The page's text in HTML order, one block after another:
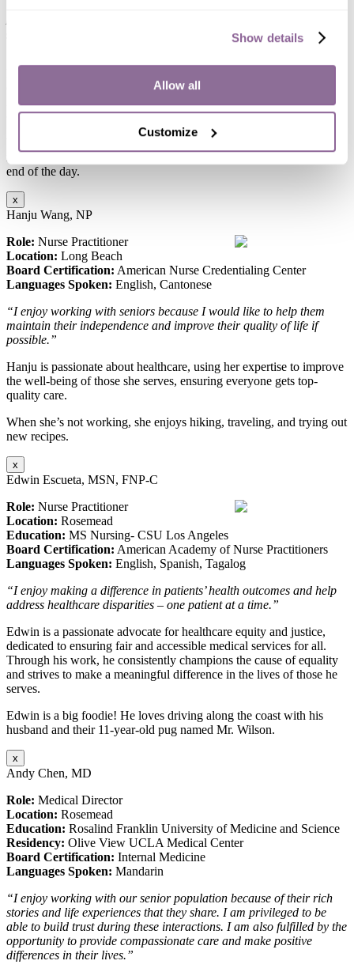
Show details
Allow all
Customize
embrace creative solutions when faced with challenges. She finds
immense value in being a part of each participant’s life journey,
considering it a priceless aspect of her career.
When she’s not working, she enjoys riding bicycles with her family
in the park. She also loves playing Uno with her little kiddos at the
end of the day.
x
Hanju Wang, NP
Role: Nurse Practitioner
Location: Long Beach
Board Certification: American Nurse Credentialing Center
Languages Spoken: English, Cantonese
“I enjoy working with seniors because I would like to help them
maintain their independence and improve their quality of life if
possible.”
Hanju is passionate about healthcare, using her expertise to improve
the well-being of those she serves, ensuring everyone gets top-
quality care.
When she’s not working, she enjoys hiking, traveling, and trying out
new recipes.
x
Edwin Escueta, MSN, FNP-C
Role: Nurse Practitioner
Location: Rosemead
Education: MS Nursing- CSU Los Angeles
Board Certification: American Academy of Nurse Practitioners
Languages Spoken: English, Spanish, Tagalog
“I enjoy making a difference in patients’ health outcomes and help
address healthcare disparities – one patient at a time.”
Edwin is a passionate advocate for healthcare equity and justice,
dedicated to ensuring fair and accessible medical services for all.
Through his work, he consistently champions the cause of equality
and strives to make a meaningful difference in the lives of those he
serves.
Edwin is a big foodie! He loves driving along the coast with his
husband and their 11-year-old pug named Mr. Wilson.
x
Andy Chen, MD
Role: Medical Director
Location: Rosemead
Education: Rosalind Franklin University of Medicine and Science
Residency: Olive View UCLA Medical Center
Board Certification: Internal Medicine
Languages Spoken: Mandarin
“I enjoy working with our senior population because of their rich
stories and life experiences that they share. I am privileged to be
able to build trust during these interactions. I am also fulfilled by the
opportunity to provide compassionate care and make positive
differences in their lives.”